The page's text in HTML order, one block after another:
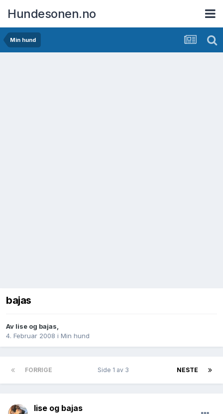
Hundesonen.no
Min hund
bajas
Av lise og bajas,
4. Februar 2008 i Min hund
FORRIGE NESTE
Side 1 av 3
lise og bajas